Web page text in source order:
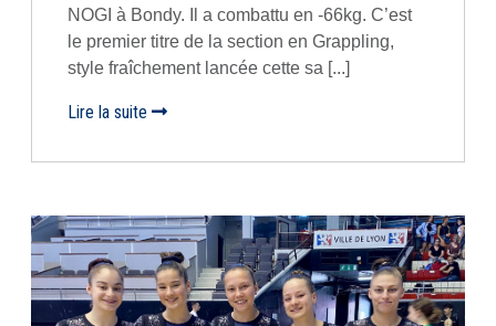
NOGI à Bondy. Il a combattu en -66kg. C’est
le premier titre de la section en Grappling,
style fraîchement lancée cette sa [...]
Lire la suite